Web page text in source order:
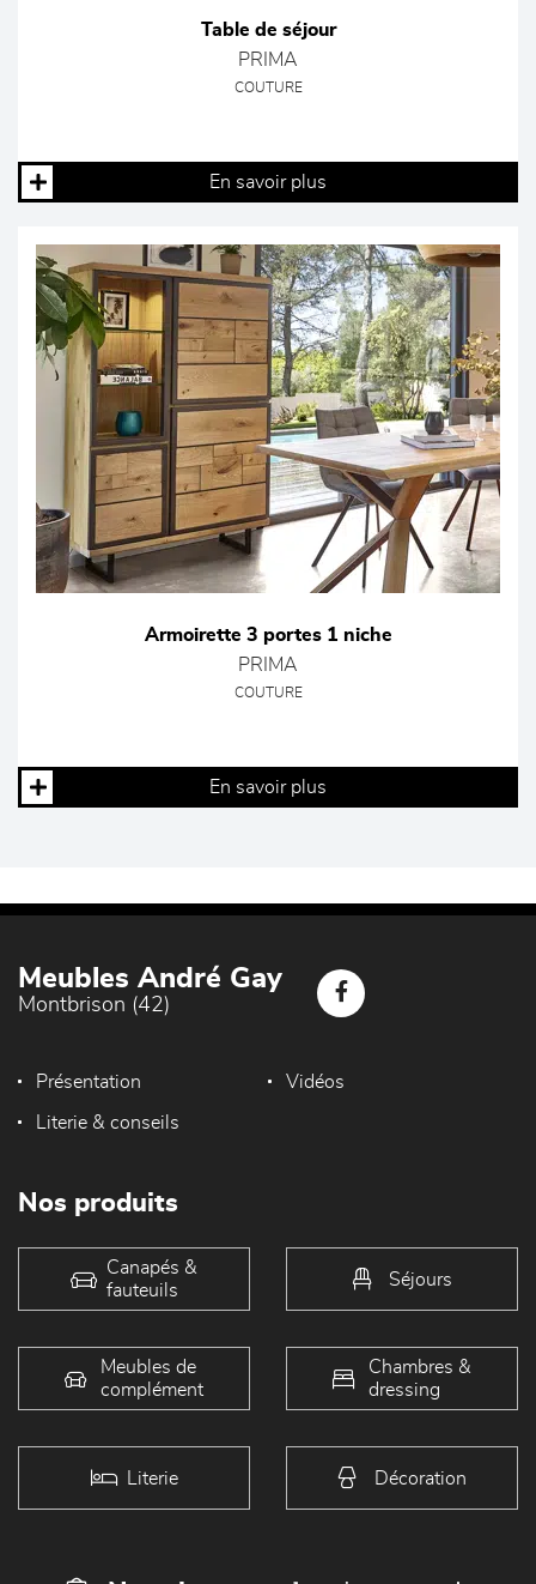
Table de séjour
PRIMA
COUTURE
En savoir plus
Armoirette 3 portes 1 niche
PRIMA
COUTURE
En savoir plus
Meubles André Gay
Montbrison (42)
Présentation Vidéos
Literie & conseils
Nos produits
Canapés &
fauteuils
Séjours
Meubles de
complément
Chambres &
dressing
Literie Décoration